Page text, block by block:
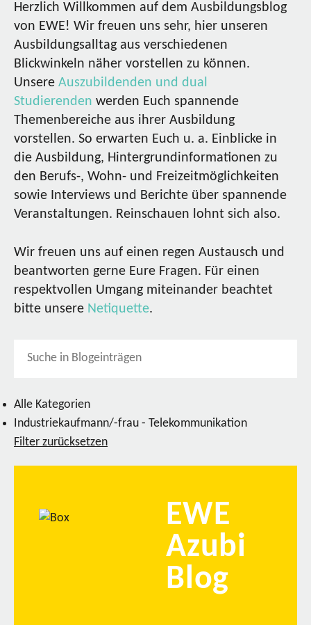
Herzlich Willkommen auf dem Ausbildungsblog
von EWE! Wir freuen uns sehr, hier unseren
Ausbildungsalltag aus verschiedenen
Blickwinkeln näher vorstellen zu können.
Unsere Auszubildenden und dual
Studierenden werden Euch spannende
Themenbereiche aus ihrer Ausbildung
vorstellen. So erwarten Euch u. a. Einblicke in
die Ausbildung, Hintergrundinformationen zu
den Berufs-, Wohn- und Freizeitmöglichkeiten
sowie Interviews und Berichte über spannende
Veranstaltungen. Reinschauen lohnt sich also.
Wir freuen uns auf einen regen Austausch und
beantworten gerne Eure Fragen. Für einen
respektvollen Umgang miteinander beachtet
bitte unsere Netiquette.
Alle Kategorien
Industriekaufmann/-frau - Telekommunikation
Filter zurücksetzen
EWE
Azubi
Blog